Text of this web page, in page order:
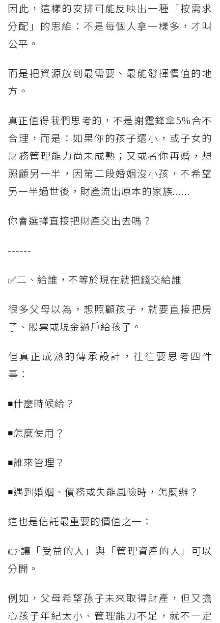
因此，這樣的安排可能反映出一種「按需求
分配」的思維：不是每個人拿一樣多，才叫
公平。
而是把資源放到最需要、最能發揮價值的地
方。
真正值得我們思考的，不是謝霆鋒拿5%合不
合理，而是：如果你的孩子還小，或子女的
財務管理能力尚未成熟；又或者你再婚，想
照顧另一半，因第二段婚姻沒小孩，不希望
另一半過世後，財產流出原本的家族......
你會選擇直接把財產交出去嗎？
------
✅二、給誰，不等於現在就把錢交給誰
很多父母以為，想照顧孩子，就要直接把房
子、股票或現金過戶給孩子。
但真正成熟的傳承設計，往往要思考四件
事：
◾什麼時候給？
◾怎麼使用？
◾誰來管理？
◾遇到婚姻、債務或失能風險時，怎麼辦？
這也是信託最重要的價值之一：
👉讓「受益的人」與「管理資產的人」可以
分開。
例如，父母希望孫子未來取得財產，但又擔
心孩子年紀太小、管理能力不足，就不一定